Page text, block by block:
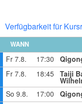
Verfügbarkeit für
WANN
Fr 7.8. 17:30
Fr 7.8.
18:45 Taiji
So 9.8. 17:00